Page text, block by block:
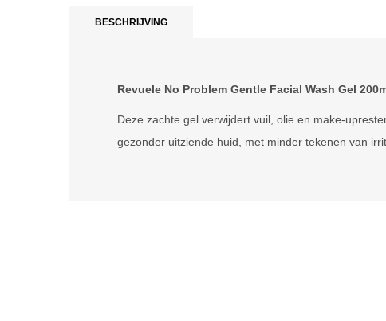
BESCHRIJVING
Revuele No Problem Gentle Facial Wash Gel
Deze zachte gel verwijdert vuil, olie en make-
gezonder uitziende huid, met minder tekenen van